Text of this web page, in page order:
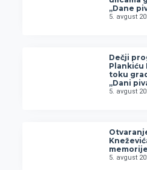
„Dane
5. avgust
Dečji
Plankiću
toku
„Dani
5. avgust
5. avgust